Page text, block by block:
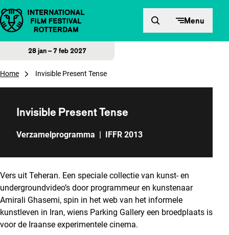
Direct naar inhoud Menu
28 jan – 7 feb 2027
Home Invisible Present Tense
Invisible Present Tense
Verzamelprogramma | IFFR 2013
Vers uit Teheran. Een speciale collectie van kunst- en
undergroundvideo’s door programmeur en kunstenaar
Amirali Ghasemi, spin in het web van het informele
kunstleven in Iran, wiens Parking Gallery een broedplaats is
voor de Iraanse experimentele cinema.